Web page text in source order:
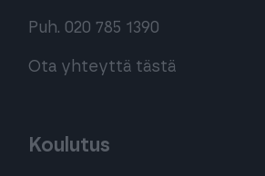
Puh. 020 785 1390
Ota yhteyttä tästä
Koulutus